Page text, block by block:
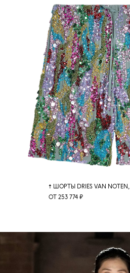
↑ ШОРТЫ DRIES VAN NOTEN,
ОТ 253 774 ₽